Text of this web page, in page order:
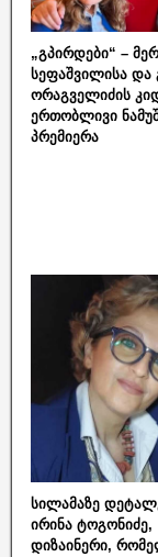
„გპირდები“ –
სეფაშვილისა და
ორაგველიძის
ერთობლივი
პრემიერა
სილამაზე
ირინა ტოგონიძე,
დიზაინერი,